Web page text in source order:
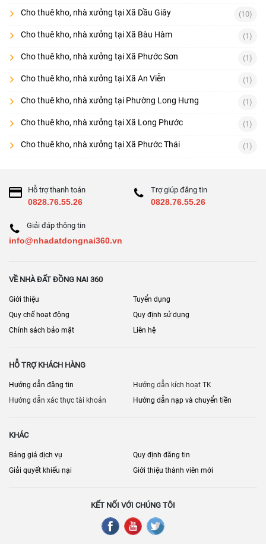
Cho thuê kho, nhà xưởng tại Xã Dầu Giây (10)
Cho thuê kho, nhà xưởng tại Xã Bàu Hàm (1)
Cho thuê kho, nhà xưởng tại Xã Phước Sơn (1)
Cho thuê kho, nhà xưởng tại Xã An Viễn (1)
Cho thuê kho, nhà xưởng tại Phường Long Hưng (1)
Cho thuê kho, nhà xưởng tại Xã Long Phước (1)
Cho thuê kho, nhà xưởng tại Xã Phước Thái (1)
Hỗ trợ thanh toán
0828.76.55.26
Trợ giúp đăng tin
0828.76.55.26
Giải đáp thông tin
info@nhadatdongnai360.vn
VỀ NHÀ ĐẤT ĐỒNG NAI 360
Giới thiệu
Tuyển dụng
Quy chế hoạt động
Quy định sử dụng
Chính sách bảo mật
Liên hệ
HỖ TRỢ KHÁCH HÀNG
Hướng dẫn đăng tin
Hướng dẫn kích hoạt TK
Hướng dẫn xác thực tài khoản
Hướng dẫn nạp và chuyển tiền
KHÁC
Bảng giá dịch vụ
Quy định đăng tin
Giải quyết khiếu nại
Giới thiệu thành viên mới
KẾT NỐI VỚI CHÚNG TÔI